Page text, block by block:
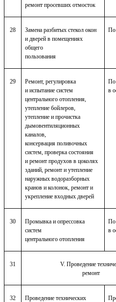
ремонт просевших отмосток
28
Замена разбитых стекол окон
и дверей в помещениях
общего
пользования
По
29
Ремонт, регулировка
и испытание систем
центрального отопления,
утепление бойлеров,
утепление и прочистка
дымовентиляционных
каналов,
консервация поливочных
систем, проверка состояния
и ремонт продухов в цоколях
зданий, ремонт и утепление
наружных водоразборных
кранов и колонок, ремонт и
укрепление входных дверей
По
в
30
Промывка и опрессовка
систем
центрального отопления
По
в
31
V. Проведение
ремонт
32
Проведение технических